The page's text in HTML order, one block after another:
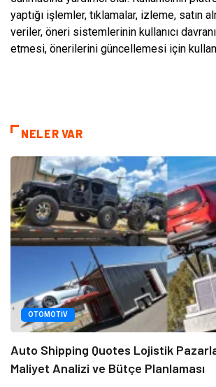
yaptığı işlemler, tıklamalar, izleme, satın
veriler, öneri sistemlerinin kullanıcı
etmesi, önerilerini güncellemesi için
NELER VAR
OTOMOTIV
Auto Shipping Quotes Lojistik
Maliyet Analizi ve Bütçe Planlaması